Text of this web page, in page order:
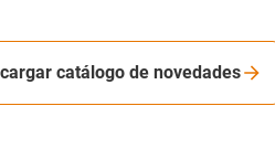
catálogo de novedades